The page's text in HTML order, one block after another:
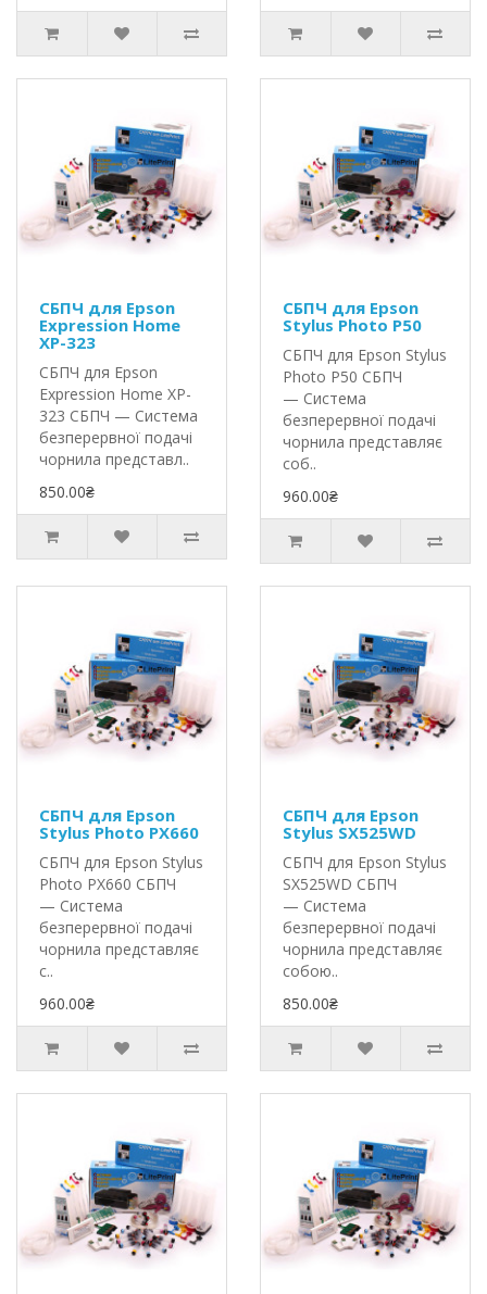
СБПЧ для Epson
Expression Home
XP-323
СБПЧ для Epson
Expression Home XP-
323 СБПЧ — Система
безперервної подачі
чорнила представл..
850.00₴
СБПЧ для Epson
Stylus Photo P50
СБПЧ для Epson Stylus
Photo P50 СБПЧ
— Система
безперервної подачі
чорнила представляє
соб..
960.00₴
СБПЧ для Epson
Stylus Photo PX660
СБПЧ для Epson Stylus
Photo PX660 СБПЧ
— Система
безперервної подачі
чорнила представляє
с..
960.00₴
СБПЧ для Epson
Stylus SX525WD
СБПЧ для Epson Stylus
SX525WD СБПЧ
— Система
безперервної подачі
чорнила представляє
собою..
850.00₴